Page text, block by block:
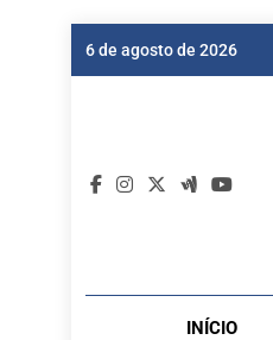
6 de agosto de 2026
INÍCIO